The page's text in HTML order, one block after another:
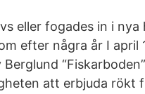
eller fogades in i
efter några år I april
att erbjuda rökt